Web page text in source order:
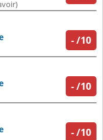
-/10
-/10
-/10